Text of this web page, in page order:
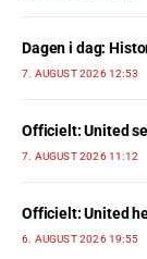
Dagen i dag:
7. AUGUST 2026 12:53
Officielt: United
7. AUGUST 2026 11:12
Officielt: United
6. AUGUST 2026 19:55